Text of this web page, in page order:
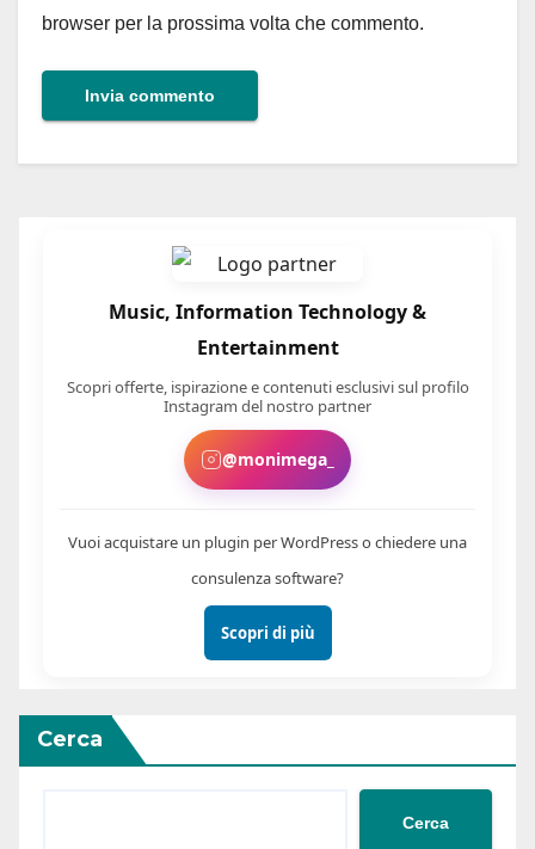
browser per la prossima volta che commento.
Cerca
Cerca
Music, Information Technology &
Entertainment
Scopri offerte, ispirazione e contenuti esclusivi sul profilo
Instagram del nostro partner
@monimega_
Vuoi acquistare un plugin per WordPress o chiedere una
consulenza software?
Scopri di più